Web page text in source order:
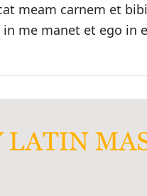
meam carnem et
in me manet et ego in